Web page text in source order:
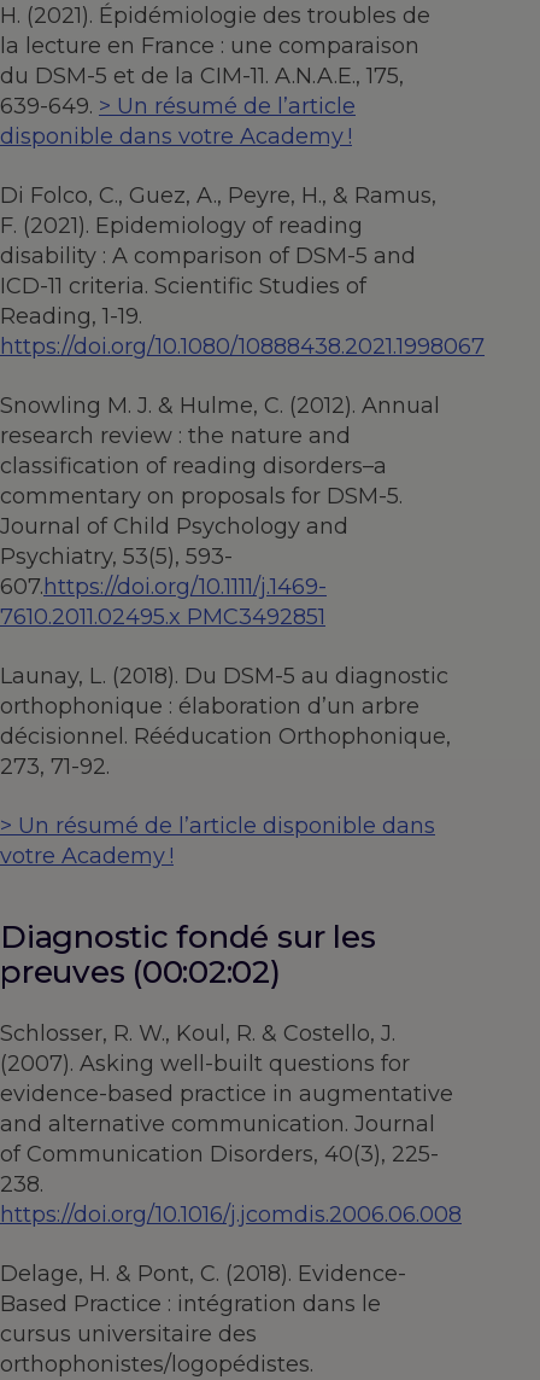
H. (2021). Épidémiologie des troubles de
la lecture en France : une comparaison
du DSM-5 et de la CIM-11. A.N.A.E., 175,
639-649. > Un résumé de l’article
disponible dans votre Academy !
Di Folco, C., Guez, A., Peyre, H., & Ramus,
F. (2021). Epidemiology of reading
disability : A comparison of DSM-5 and
ICD-11 criteria. Scientific Studies of
Reading, 1-19.
https://doi.org/10.1080/10888438.2021.1998067
Snowling M. J. & Hulme, C. (2012). Annual
research review : the nature and
classification of reading disorders–a
commentary on proposals for DSM-5.
Journal of Child Psychology and
Psychiatry, 53(5), 593-
607.https://doi.org/10.1111/j.1469-
7610.2011.02495.x PMC3492851
Launay, L. (2018). Du DSM-5 au diagnostic
orthophonique : élaboration d’un arbre
décisionnel. Rééducation Orthophonique,
273, 71-92.
> Un résumé de l’article disponible dans
votre Academy !
Diagnostic fondé sur les
preuves (00:02:02)
Schlosser, R. W., Koul, R. & Costello, J.
(2007). Asking well-built questions for
evidence-based practice in augmentative
and alternative communication. Journal
of Communication Disorders, 40(3), 225-
238.
https://doi.org/10.1016/j.jcomdis.2006.06.008
Delage, H. & Pont, C. (2018). Evidence-
Based Practice : intégration dans le
cursus universitaire des
orthophonistes/logopédistes.